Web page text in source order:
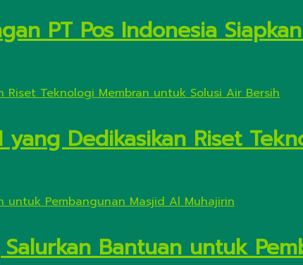
PT Pos Indonesia
yang Dedikasikan Riset
Bantuan untuk